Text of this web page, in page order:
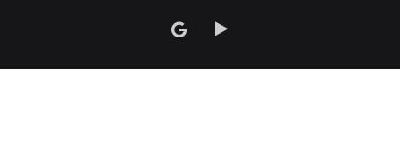
‏Google
Play
google
news